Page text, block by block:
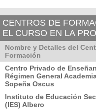
CENTROS DE
EL CURSO EN LA
Nombre y Detalles del
Formación
Centro Privado de
Régimen General
Sopeña Oscus
Instituto de Educación
(IES) Albero